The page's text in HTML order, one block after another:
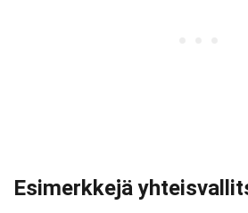
Esimerkkejä